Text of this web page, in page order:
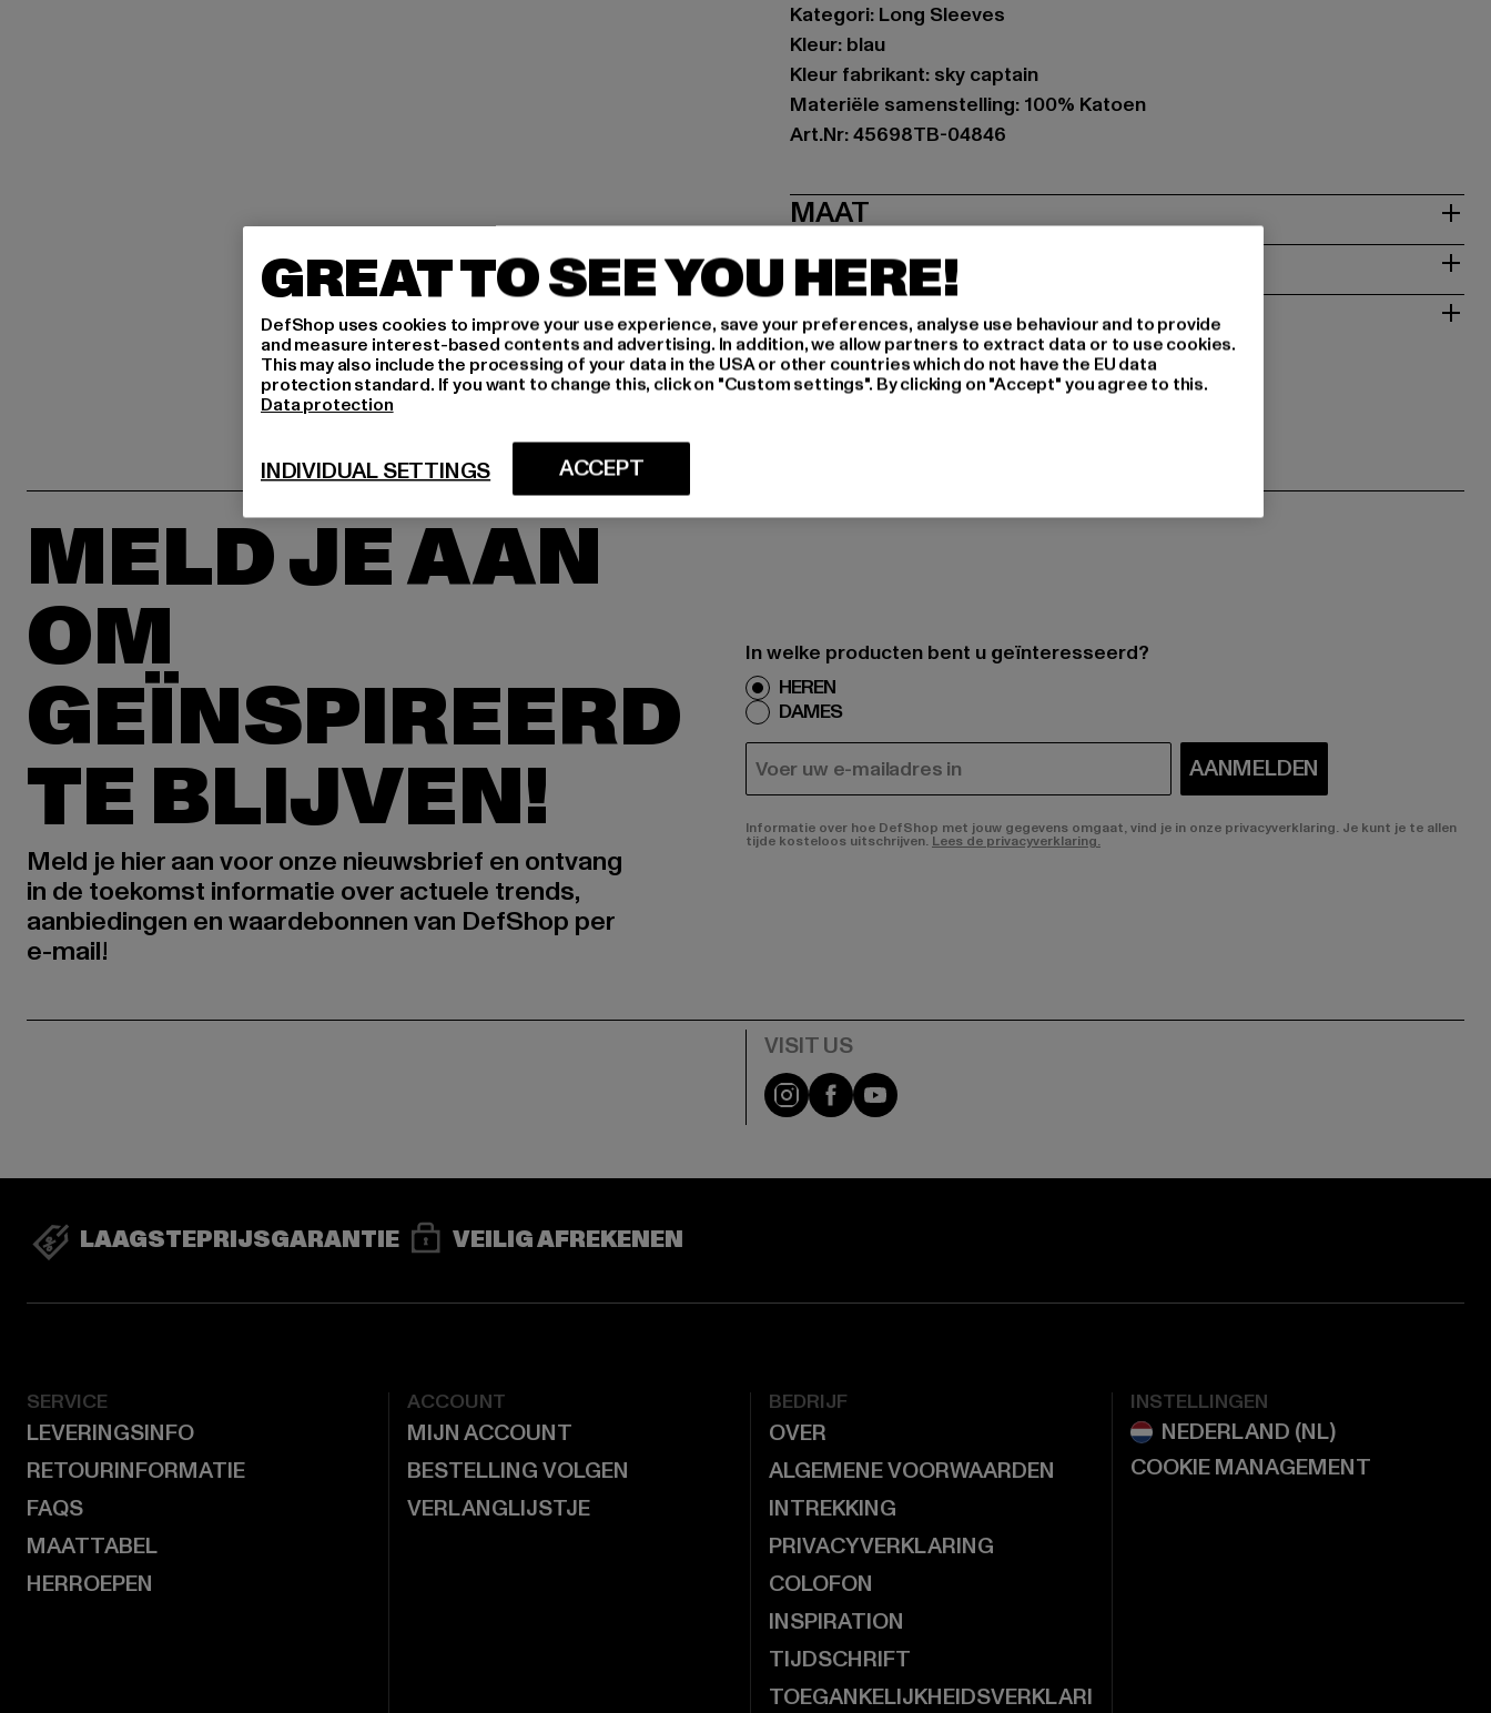
Kategori: Long Sleeves
Kleur: blau
Kleur fabrikant: sky captain
Materiële samenstelling: 100% Katoen
Art.Nr: 45698TB-04846
MAAT
ONDERHOUDSINSTRUCTIES
LEVERING & RETOURNEREN
MELD JE AAN
OM
GEÏNSPIREERD
TE BLIJVEN!
Meld je hier aan voor onze nieuwsbrief en ontvang
in de toekomst informatie over actuele trends,
aanbiedingen en waardebonnen van DefShop per
e-mail!
In welke producten bent u geïnteresseerd?
HEREN
DAMES
E-MAIL AANMELDEN
Informatie over hoe DefShop met jouw gegevens omgaat, vind je in onze privacyverklaring. Je kunt je te allen
tijde kosteloos uitschrijven. Lees de privacyverklaring.
Visit our Instagram page:
Visit our Facebook page:
Visit our YouTube channel:
LAAGSTEPRIJSGARANTIE VEILIG AFREKENEN
SERVICE
LEVERINGSINFO
RETOURINFORMATIE
FAQS
MAATTABEL
HERROEPEN
ACCOUNT
MIJN ACCOUNT
BESTELLING VOLGEN
VERLANGLIJSTJE
BEDRIJF
OVER
ALGEMENE VOORWAARDEN
INTREKKING
PRIVACYVERKLARING
COLOFON
INSPIRATION
TIJDSCHRIFT
TOEGANKELIJKHEIDSVERKLARI
INSTELLINGEN
COOKIE MANAGEMENT
GREAT TO SEE YOU HERE!
DefShop uses cookies to improve your use experience, save your preferences, analyse use behaviour and to provide
and measure interest-based contents and advertising. In addition, we allow partners to extract data or to use cookies.
This may also include the processing of your data in the USA or other countries which do not have the EU data
protection standard. If you want to change this, click on "Custom settings". By clicking on "Accept" you agree to this.
Data protection
ACCEPT
INDIVIDUAL SETTINGS